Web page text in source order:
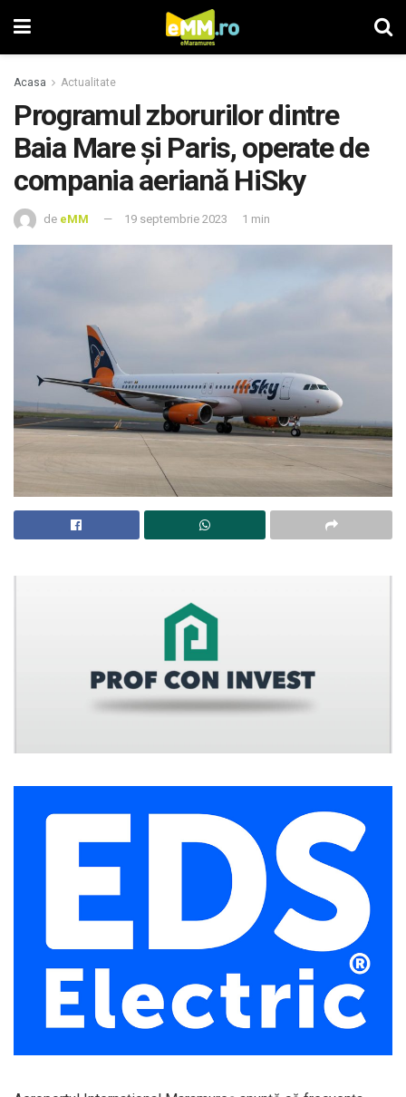
Acasa Actualitate
Programul zborurilor dintre
Baia Mare și Paris, operate de
compania aeriană HiSky
de eMM 19 septembrie 2023 1 min